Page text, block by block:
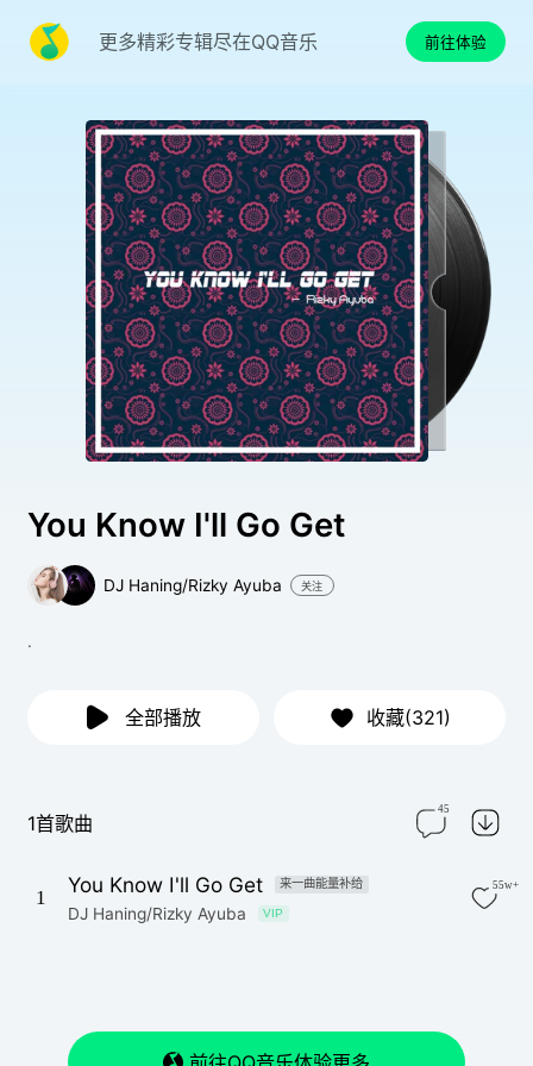
更多精彩专辑尽在QQ音乐 前往体验
You Know I'll Go Get
DJ Haning/Rizky Ayuba 关注
.
全部播放 收藏(321)
1首歌曲
45
1
You Know I'll Go Get 来一曲能量补给
DJ Haning/Rizky Ayuba VIP
55w+